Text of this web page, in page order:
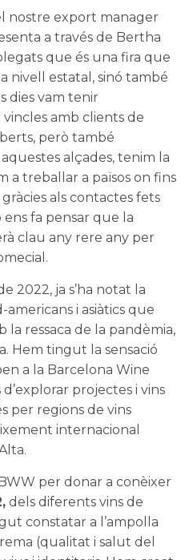
nostre export manager
a través de Bertha
que és una fira que
nivell estatal, sinó també
dies vam tenir
vincles amb clients de
però també
alçades, tenim la
a treballar a països on fins
als contactes fets
ens fa pensar que la
clau any rere any per
2022, ja s’ha notat la
i asiàtics que
la ressaca de la pandèmia,
Hem tingut la sensació
a la Barcelona Wine
projectes i vins
per regions de vins
internacional
.
per donar a conèixer
dels diferents vins de
constatar a l’ampolla
(qualitat i salut del